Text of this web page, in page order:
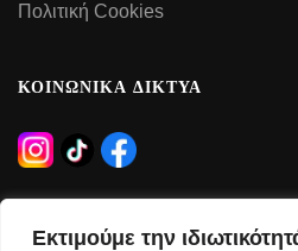
Εκτιμούμε την
Πολιτική Cookies
ΚΟΙΝΩΝΙΚΑ ΔΙΚΤΥΑ